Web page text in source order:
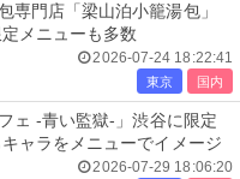
専門店「梁山泊小籠湯包」
メニューも多数
2026-07-24 18:22:41
東京 国内
ェ -青い監獄-」渋谷に限定
ャラをメニューでイメージ
2026-07-29 18:06:20